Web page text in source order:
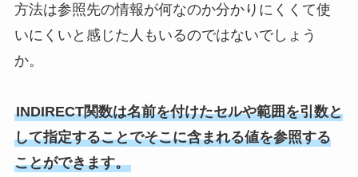
方法は参照先の情報が何なのか分かりにくくて使
いにくいと感じた人もいるのではないでしょう
か。
INDIRECT関数は名前を付けたセルや範囲を引数と
して指定することでそこに含まれる値を参照する
ことができます。